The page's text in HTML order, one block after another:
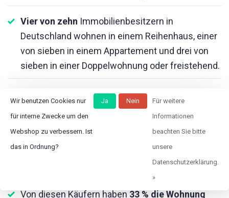
Vier von zehn Immobilienbesitzern in
Deutschland wohnen in einem Reihenhaus, einer
von sieben in einem Appartement und drei von
sieben in einer Doppelwohnung oder freistehend.
In jeder Region mit einer Reichweite von 20 km
werden durchschnittlich pro Monat etwa
In87 % der Fälle
werden Wohnungen durch
Käufer aus der direkten Nachbarschaft gekauft.
Von diesen Käufern haben33 % die Wohnung
Wir benutzen Cookies nur
für interne Zwecke um den
Webshop zu verbessern. Ist
das in Ordnung?
Ja Nein
Für weitere
Informationen
beachten Sie bitte
unsere
Datenschutzerklärung.
»